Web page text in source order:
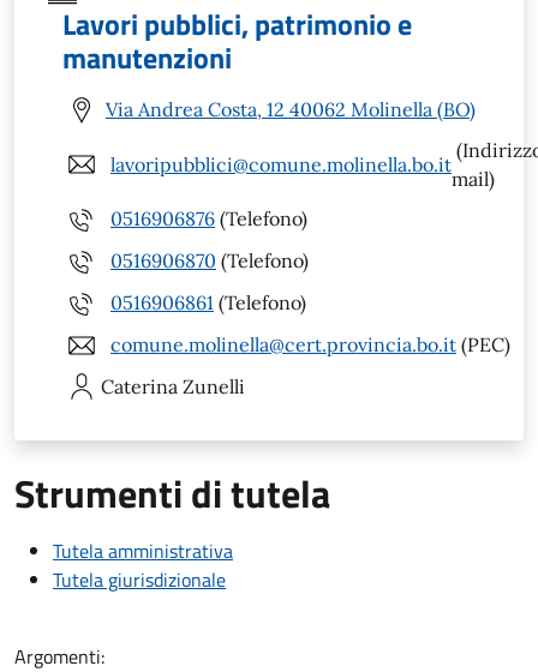
Lavori pubblici, patrimonio e
manutenzioni
Via Andrea Costa, 12 40062 Molinella (BO)
lavoripubblici@comune.molinella.bo.it
mail)
0516906876 (Telefono)
0516906870 (Telefono)
0516906861 (Telefono)
comune.molinella@cert.provincia.bo.it (PEC)
Caterina Zunelli
Strumenti di tutela
Tutela amministrativa
Tutela giurisdizionale
Argomenti: